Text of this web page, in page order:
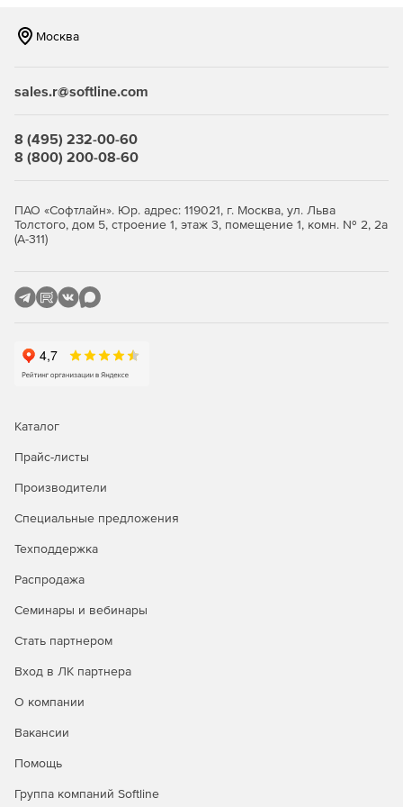
Москва
sales.r@softline.com
8 (495) 232-00-60
8 (800) 200-08-60
ПАО «Софтлайн». Юр. адрес: 119021, г. Москва, ул. Льва
Толстого, дом 5, строение 1, этаж 3, помещение 1, комн. № 2, 2а
(А-311)
Каталог
Прайс-листы
Производители
Специальные предложения
Техподдержка
Распродажа
Семинары и вебинары
Стать партнером
Вход в ЛК партнера
О компании
Вакансии
Помощь
Группа компаний Softline